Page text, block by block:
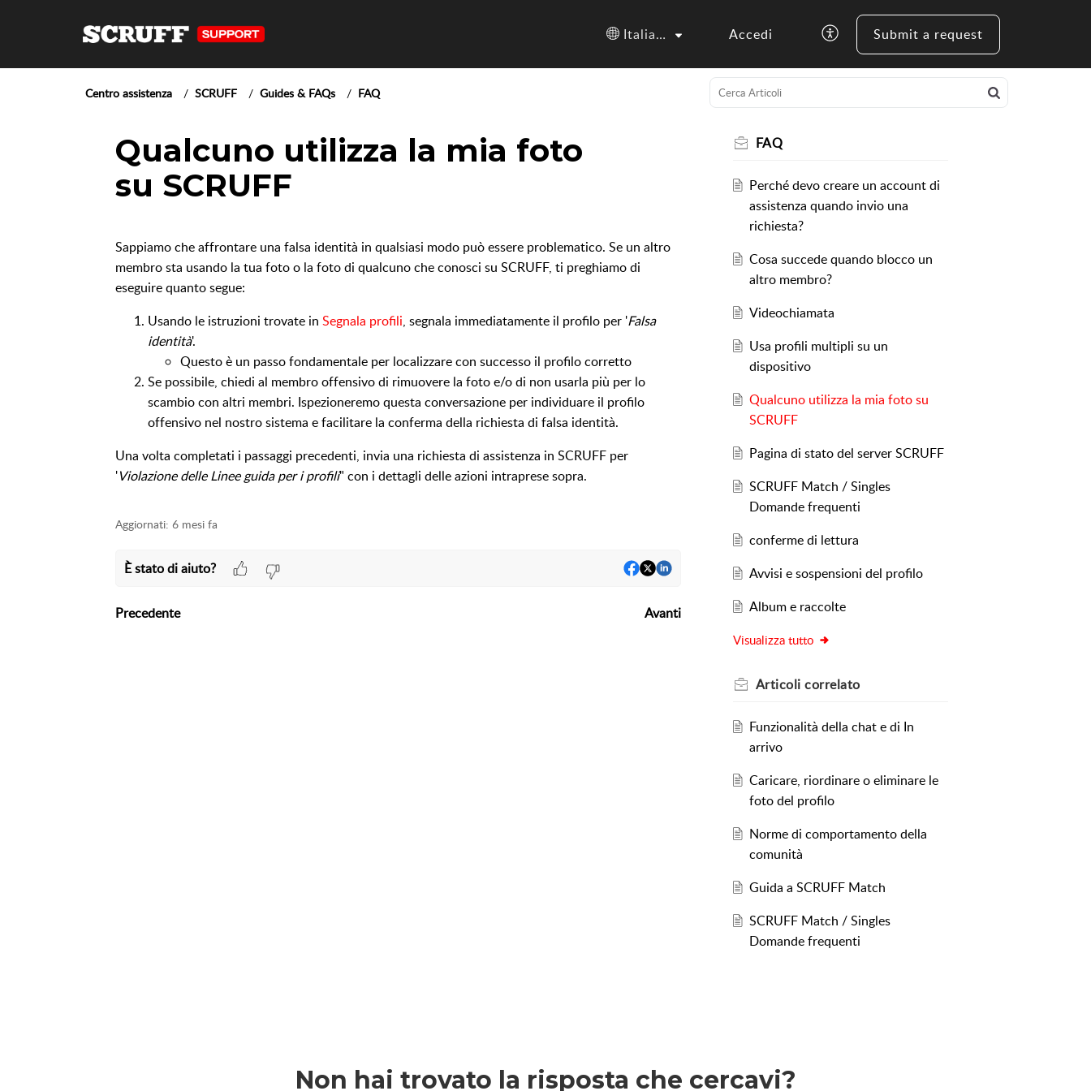
Italiano Accedi Submit a request
Centro assistenza SCRUFF Guides & FAQs FAQ
Qualcuno utilizza la mia foto
su SCRUFF
Sappiamo che affrontare una falsa identità in qualsiasi modo può essere problematico. Se un altro
membro sta usando la tua foto o la foto di qualcuno che conosci su SCRUFF, ti preghiamo di
eseguire quanto segue:
Usando le istruzioni trovate in Segnala profili, segnala immediatamente il profilo per 'Falsa
identità'.
Questo è un passo fondamentale per localizzare con successo il profilo corretto
Se possibile, chiedi al membro offensivo di rimuovere la foto e/o di non usarla più per lo
scambio con altri membri. Ispezioneremo questa conversazione per individuare il profilo
offensivo nel nostro sistema e facilitare la conferma della richiesta di falsa identità.
Una volta completati i passaggi precedenti, invia una richiesta di assistenza in SCRUFF per
'Violazione delle Linee guida per i profili" con i dettagli delle azioni intraprese sopra.
Aggiornati: 6 mesi fa
È stato di aiuto?
Precedente Avanti
FAQ
Perché devo creare un account di
assistenza quando invio una
richiesta?
Cosa succede quando blocco un
altro membro?
Videochiamata
Usa profili multipli su un
dispositivo
Qualcuno utilizza la mia foto su
SCRUFF
Pagina di stato del server SCRUFF
SCRUFF Match / Singles
Domande frequenti
conferme di lettura
Avvisi e sospensioni del profilo
Album e raccolte
Visualizza tutto
Articoli correlato
Funzionalità della chat e di In
arrivo
Caricare, riordinare o eliminare le
foto del profilo
Norme di comportamento della
comunità
Guida a SCRUFF Match
SCRUFF Match / Singles
Domande frequenti
Non hai trovato la risposta che cercavi?